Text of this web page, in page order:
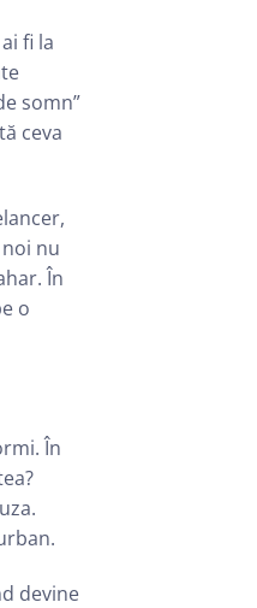
fi la
somn”
ceva
nu
În
o
În
devine